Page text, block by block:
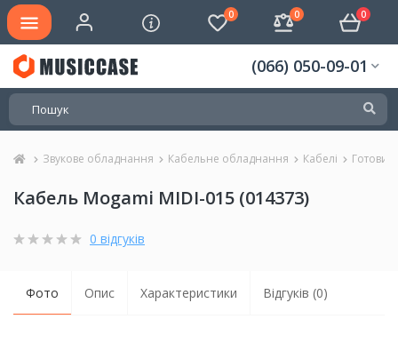
0 0 0
(066) 050-09-01
Звукове обладнання Кабельне обладнання Кабелі
Кабель Mogami MIDI-015 (014373)
0 відгуків
Фото Опис Характеристики Відгуків (0)